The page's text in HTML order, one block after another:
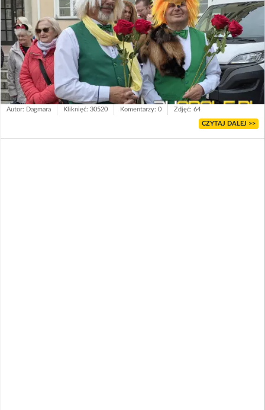
Autor: Dagmara Kliknięć: 30520 Komentarzy: 0 Zdjęć: 64
CZYTAJ DALEJ >>